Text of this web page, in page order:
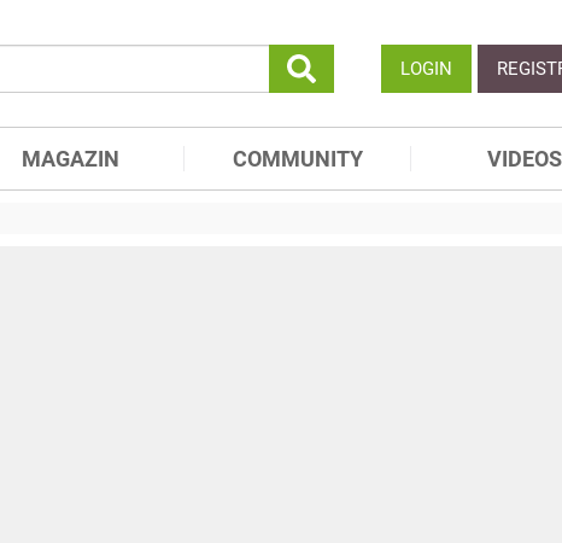
LOGIN
MAGAZIN COMMUNITY VIDEOS